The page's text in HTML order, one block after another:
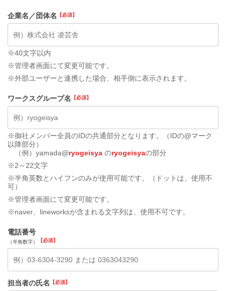
企業名／団体名
※40文字以内
※管理者画面にて変更可能です。
※外部ユーザーと連携した場合、相手側に表示されます。
ワークスグループ名
※御社メンバー全員のIDの共通部分となります。（IDの@マーク
以降部分）
（例）yamada@ryogeisya のryogeisyaの部分
※2～22文字
※半角英数とハイフンのみが使用可能です。（ドットは、使用不
可）
※管理者画面にて変更可能です。
※naver、lineworksが含まれる文字列は、使用不可です。
電話番号
（半角数字）
担当者の氏名